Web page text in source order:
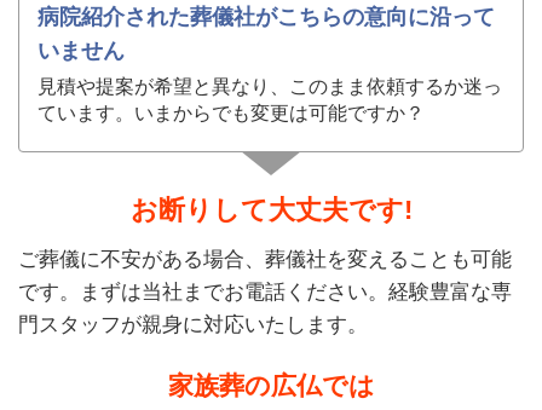
病院紹介された葬儀社がこちらの意向に沿って
いません
見積や提案が希望と異なり、このまま依頼するか迷っ
ています。いまからでも変更は可能ですか？
お断りして大丈夫です!
ご葬儀に不安がある場合、葬儀社を変えることも可能
です。まずは当社までお電話ください。経験豊富な専
門スタッフが親身に対応いたします。
家族葬の広仏では